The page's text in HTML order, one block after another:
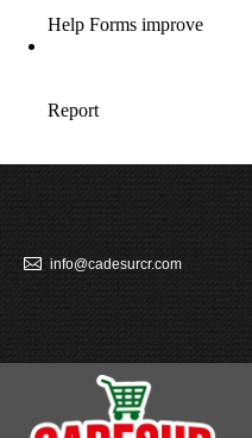
info@cadesurcr.com